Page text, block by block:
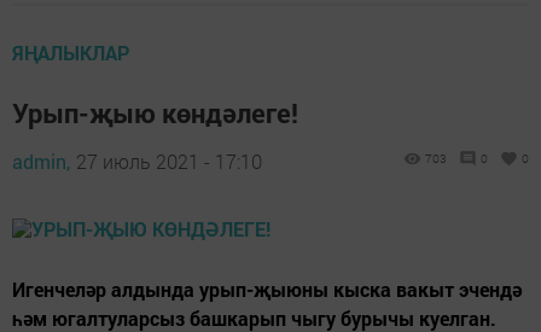
ЯҢАЛЫКЛАР
Урып-җыю көндәлеге!
admin, 27 июль 2021 - 17:10 703 0 0
Игенчеләр алдында урып-җыюны кыска вакыт эчендә
һәм югалтуларсыз башкарып чыгу бурычы куелган.